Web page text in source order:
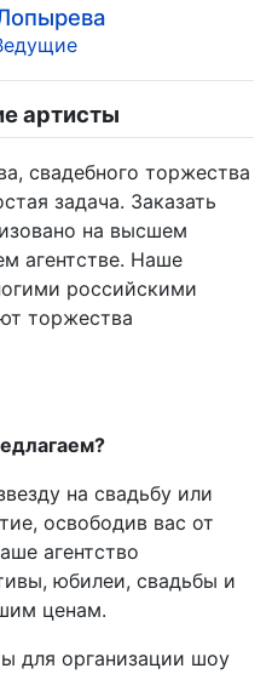
артисты
свадебного торжества
задача. Заказать
на высшем
агентстве. Наше
российскими
торжества
на свадьбу или
освободив вас от
агентство
юбилеи, свадьбы и
ценам.
для организации шоу